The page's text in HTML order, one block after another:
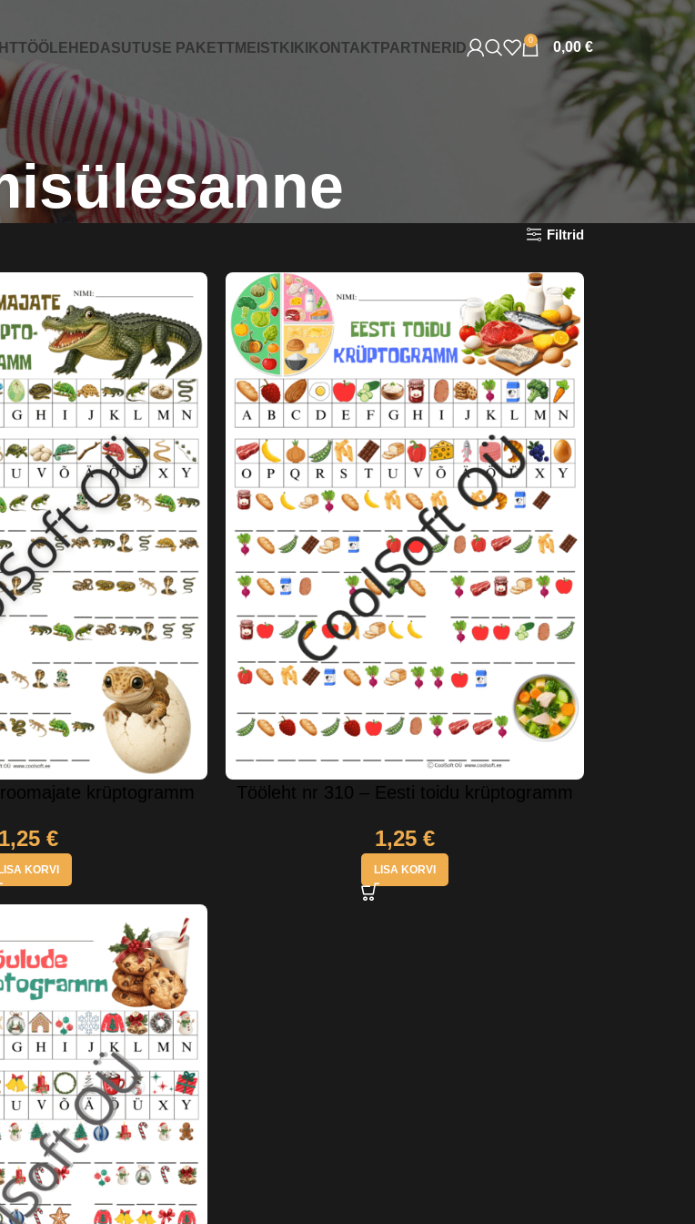
TÖÖLEHEDASUTUSE PAKETTMEISTKIKI KONTAKTPARTNERID 0 0,00€
Filtrid
krüptogramm
1,25 €
LISA KORVI
Tööleht nr 310 – Eesti toidu krüptogramm
1,25 €
LISA KORVI